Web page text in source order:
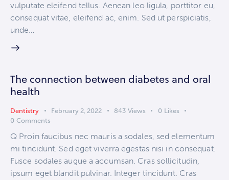
vulputate eleifend tellus. Aenean leo ligula, porttitor eu,
consequat vitae, eleifend ac, enim. Sed ut perspiciatis,
unde…
The connection between diabetes and oral
health
Dentistry February 2, 2022 843 Views 0 Likes
0 Comments
Q Proin faucibus nec mauris a sodales, sed elementum
mi tincidunt. Sed eget viverra egestas nisi in consequat.
Fusce sodales augue a accumsan. Cras sollicitudin,
ipsum eget blandit pulvinar. Integer tincidunt. Cras